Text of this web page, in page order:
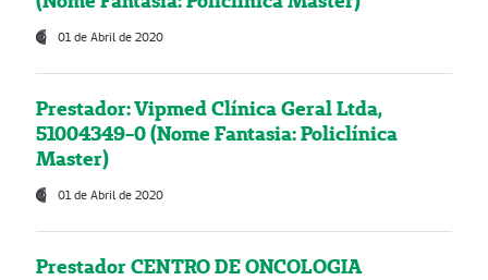
01 de Abril de 2020
Prestador: Vipmed Clínica Geral Ltda,
51004349-0 (Nome Fantasia: Policlínica
Master)
01 de Abril de 2020
Prestador CENTRO DE ONCOLOGIA